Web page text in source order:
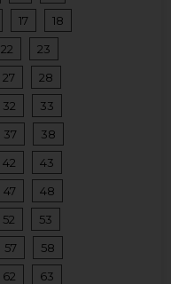
17
18
22
23
27
28
32
33
37
38
42
43
47
48
52
53
57
58
62
63